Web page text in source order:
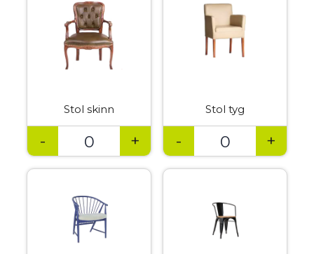
Stol skinn
- +
Stol tyg
- +